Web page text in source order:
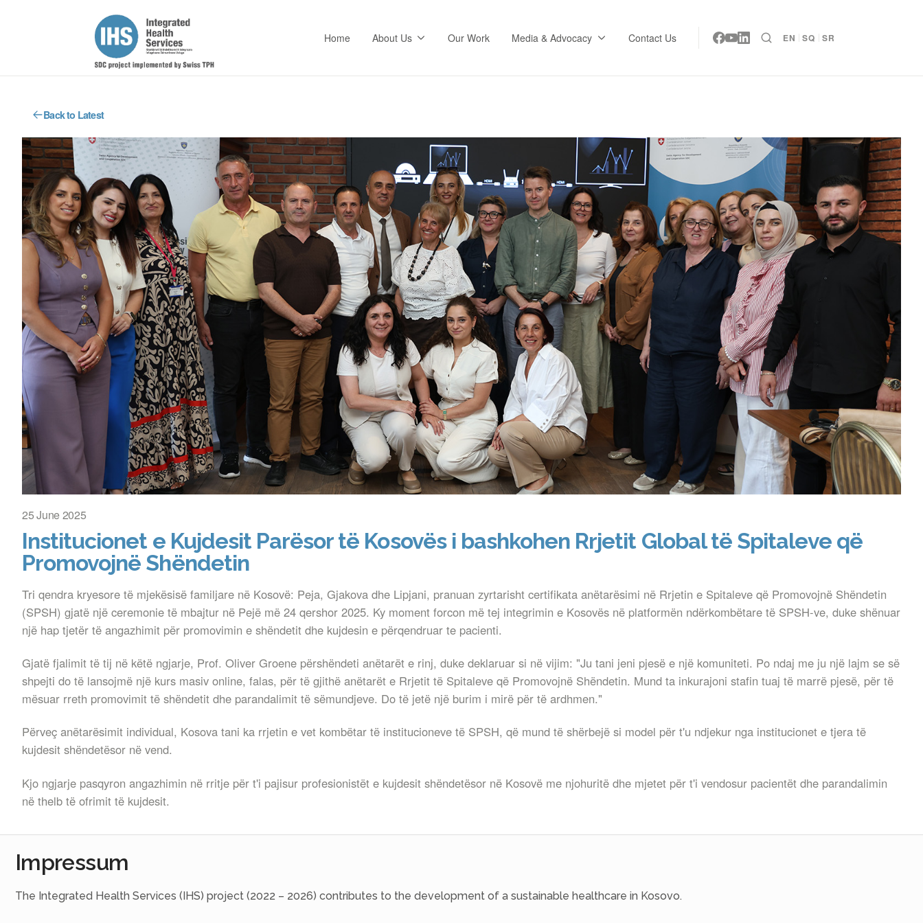
Home About Us Our Work Media & Advocacy Contact Us EN SQ SR
Back to Latest
25 June 2025
Institucionet e Kujdesit Parësor të Kosovës i bashkohen Rrjetit Global të Spitaleve që
Promovojnë Shëndetin
Tri qendra kryesore të mjekësisë familjare në Kosovë: Peja, Gjakova dhe Lipjani, pranuan zyrtarisht certifikata anëtarësimi në Rrjetin e Spitaleve që Promovojnë Shëndetin
(SPSH) gjatë një ceremonie të mbajtur në Pejë më 24 qershor 2025. Ky moment forcon më tej integrimin e Kosovës në platformën ndërkombëtare të SPSH-ve, duke shënuar
një hap tjetër të angazhimit për promovimin e shëndetit dhe kujdesin e përqendruar te pacienti.
Gjatë fjalimit të tij në këtë ngjarje, Prof. Oliver Groene përshëndeti anëtarët e rinj, duke deklaruar si në vijim: "Ju tani jeni pjesë e një komuniteti. Po ndaj me ju një lajm se së
shpejti do të lansojmë një kurs masiv online, falas, për të gjithë anëtarët e Rrjetit të Spitaleve që Promovojnë Shëndetin. Mund ta inkurajoni stafin tuaj të marrë pjesë, për të
mësuar rreth promovimit të shëndetit dhe parandalimit të sëmundjeve. Do të jetë një burim i mirë për të ardhmen."
Përveç anëtarësimit individual, Kosova tani ka rrjetin e vet kombëtar të institucioneve të SPSH, që mund të shërbejë si model për t'u ndjekur nga institucionet e tjera të
kujdesit shëndetësor në vend.
Kjo ngjarje pasqyron angazhimin në rritje për t'i pajisur profesionistët e kujdesit shëndetësor në Kosovë me njohuritë dhe mjetet për t'i vendosur pacientët dhe parandalimin
në thelb të ofrimit të kujdesit.
Impressum
The Integrated Health Services (IHS) project (2022 – 2026) contributes to the development of a sustainable healthcare in Kosovo.